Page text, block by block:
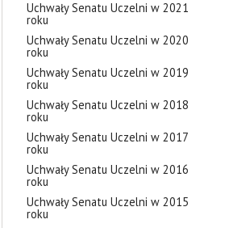
Uchwały Senatu Uczelni w 2021
roku
Uchwały Senatu Uczelni w 2020
roku
Uchwały Senatu Uczelni w 2019
roku
Uchwały Senatu Uczelni w 2018
roku
Uchwały Senatu Uczelni w 2017
roku
Uchwały Senatu Uczelni w 2016
roku
Uchwały Senatu Uczelni w 2015
roku